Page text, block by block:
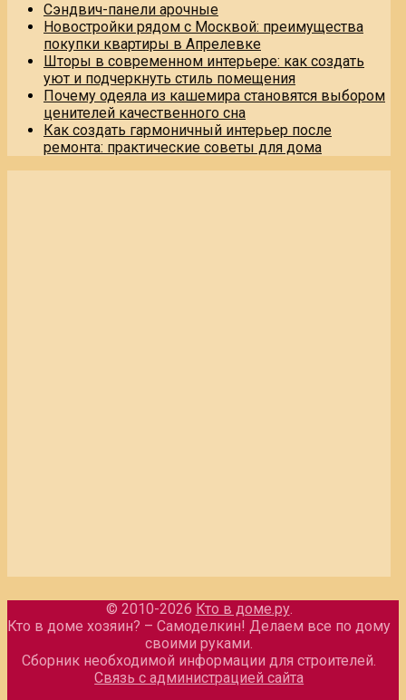
Сэндвич-панели арочные
Новостройки рядом с Москвой: преимущества
покупки квартиры в Апрелевке
Шторы в современном интерьере: как создать
уют и подчеркнуть стиль помещения
Почему одеяла из кашемира становятся выбором
ценителей качественного сна
Как создать гармоничный интерьер после
ремонта: практические советы для дома
© 2010-2026 Кто в доме.ру.
Кто в доме хозяин? – Самоделкин! Делаем все по дому
своими руками.
Сборник необходимой информации для строителей.
Связь с администрацией сайта